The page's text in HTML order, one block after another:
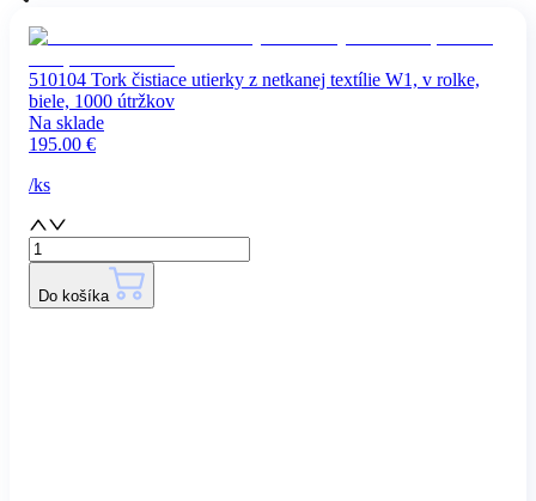
510104 Tork čistiace utierky z netkanej textílie W1, v rolke,
biele, 1000 útržkov
Na sklade
195.00 €
/ks
Do košíka